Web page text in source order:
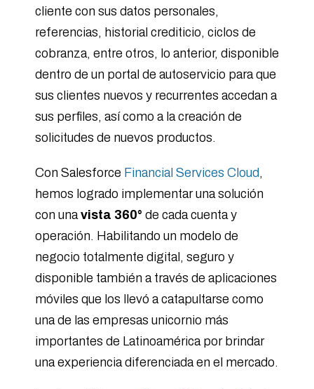
cliente con sus datos personales,
referencias, historial crediticio, ciclos de
cobranza, entre otros, lo anterior, disponible
dentro de un portal de autoservicio para que
sus clientes nuevos y recurrentes accedan a
sus perfiles, así como a la creación de
solicitudes de nuevos productos.
Con Salesforce Financial Services Cloud,
hemos logrado implementar una solución
con una vista 360° de cada cuenta y
operación. Habilitando un modelo de
negocio totalmente digital, seguro y
disponible también a través de aplicaciones
móviles que los llevó a catapultarse como
una de las empresas unicornio más
importantes de Latinoamérica por brindar
una experiencia diferenciada en el mercado.